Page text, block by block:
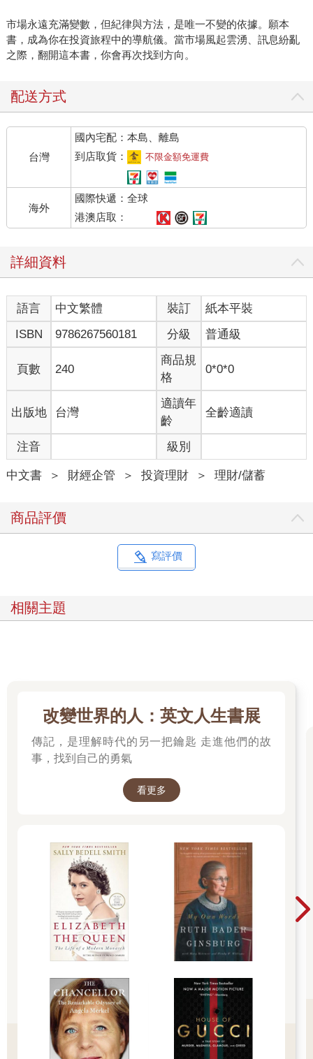
市場永遠充滿變數，但紀律與方法，是唯一不變的依據。願本
書，成為你在投資旅程中的導航儀。當市場風起雲湧、訊息紛亂
之際，翻開這本書，你會再次找到方向。
配送方式
台灣
國內宅配：本島、離島
到店取貨：
不限金額免運費
海外
國際快遞：全球
港澳店取：
詳細資料
語言 中文繁體 裝訂
紙本平裝
ISBN
9786267560181 分級 普通級
頁數 240
商品規
格
0*0*0
出版地 台灣
適讀年
齡
全齡適讀
注音 級別
中文書 ＞ 財經企管 ＞ 投資理財 ＞ 理財/儲蓄
商品評價
寫評價
相關主題
改變世界的人：英文人生書展
傳記，是理解時代的另一把鑰匙 走進他們的故
事，找到自己的勇氣
看更多